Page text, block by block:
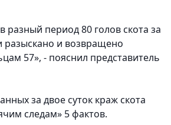
период 80 голов скота за
разыскано и возвращено
57», - пояснил представитель
за двое суток краж скота
следам» 5 фактов.